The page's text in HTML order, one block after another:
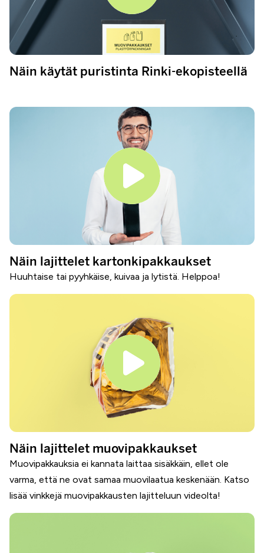
Näin käytät puristinta Rinki-ekopisteellä
Näin lajittelet kartonkipakkaukset
Huuhtaise tai pyyhkäise, kuivaa ja lytistä. Helppoa!
Näin lajittelet muovipakkaukset
Muovipakkauksia ei kannata laittaa sisäkkäin, ellet ole
varma, että ne ovat samaa muovilaatua keskenään. Katso
lisää vinkkejä muovipakkausten lajitteluun videolta!